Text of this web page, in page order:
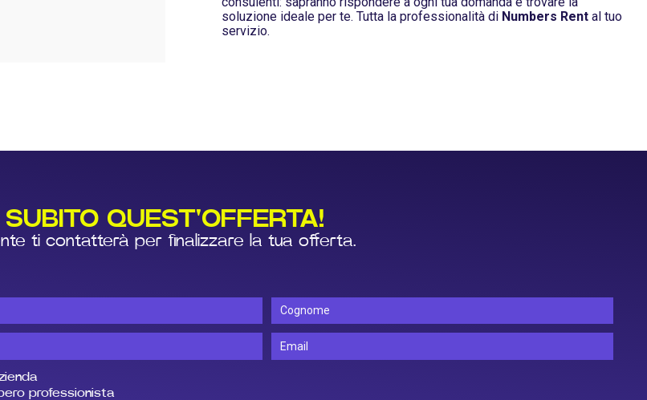
soluzione ideale per te. Tutta la professionalità di Numbers Rent al tuo
servizio.
QUEST'OFFERTA!
ti contatterà per finalizzare la tua offerta.
professionista